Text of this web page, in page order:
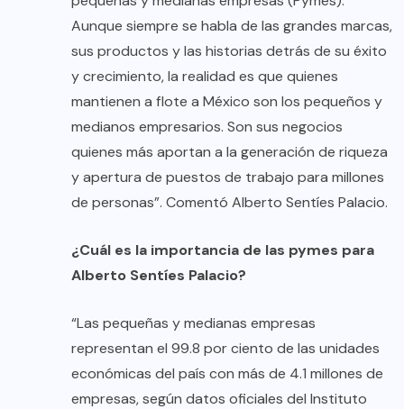
Aunque siempre se habla de las grandes marcas,
sus productos y las historias detrás de su éxito
y crecimiento, la realidad es que quienes
mantienen a flote a México son los pequeños y
medianos empresarios. Son sus negocios
quienes más aportan a la generación de riqueza
y apertura de puestos de trabajo para millones
de personas”. Comentó Alberto Sentíes Palacio.
¿Cuál es la importancia de las pymes para
Alberto Sentíes Palacio?
“Las pequeñas y medianas empresas
representan el 99.8 por ciento de las unidades
económicas del país con más de 4.1 millones de
empresas, según datos oficiales del Instituto